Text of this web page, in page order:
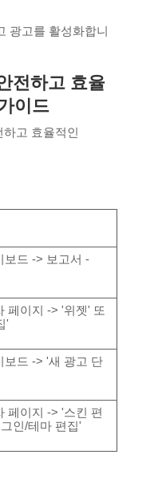
광고를 활성화합니
전하고 효율
이드
고 효율적인
보드 -> 보고서 -
페이지 -> '위젯' 또
'
보드 -> '새 광고 단
페이지 -> '스킨 편
인/테마 편집'